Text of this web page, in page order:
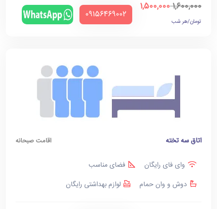
1,600,000
1,500,000
تومان/هر شب
‪09156469002‬
اتاق سه تخته اقامت صبحانه
وای فای رایگان
فضای مناسب
دوش و وان حمام
لوازم بهداشتی رایگان